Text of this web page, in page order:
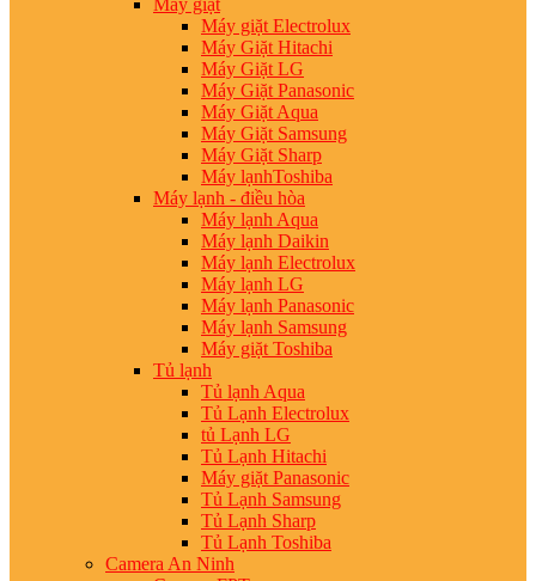
Máy giặt
Máy giặt Electrolux
Máy Giặt Hitachi
Máy Giặt LG
Máy Giặt Panasonic
Máy Giặt Aqua
Máy Giặt Samsung
Máy Giặt Sharp
Máy lạnhToshiba
Máy lạnh - điều hòa
Máy lạnh Aqua
Máy lạnh Daikin
Máy lạnh Electrolux
Máy lạnh LG
Máy lạnh Panasonic
Máy lạnh Samsung
Máy giặt Toshiba
Tủ lạnh
Tủ lạnh Aqua
Tủ Lạnh Electrolux
tủ Lạnh LG
Tủ Lạnh Hitachi
Máy giặt Panasonic
Tủ Lạnh Samsung
Tủ Lạnh Sharp
Tủ Lạnh Toshiba
Camera An Ninh